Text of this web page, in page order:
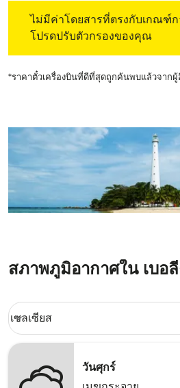
ไม่มีค่าโดยสารที่ตรงกับเกณฑ์
โปรดปรับตัวกรองของคุณ
*ราคาตั๋วเครื่องบินที่ดีที่สุดถูกค้นพบแล้วจาก
สภาพภูมิอากาศใน เบอ
Weather unit option เซลเซียส
เซลเซียส
keyboard_arrow_down
วันศุกร์